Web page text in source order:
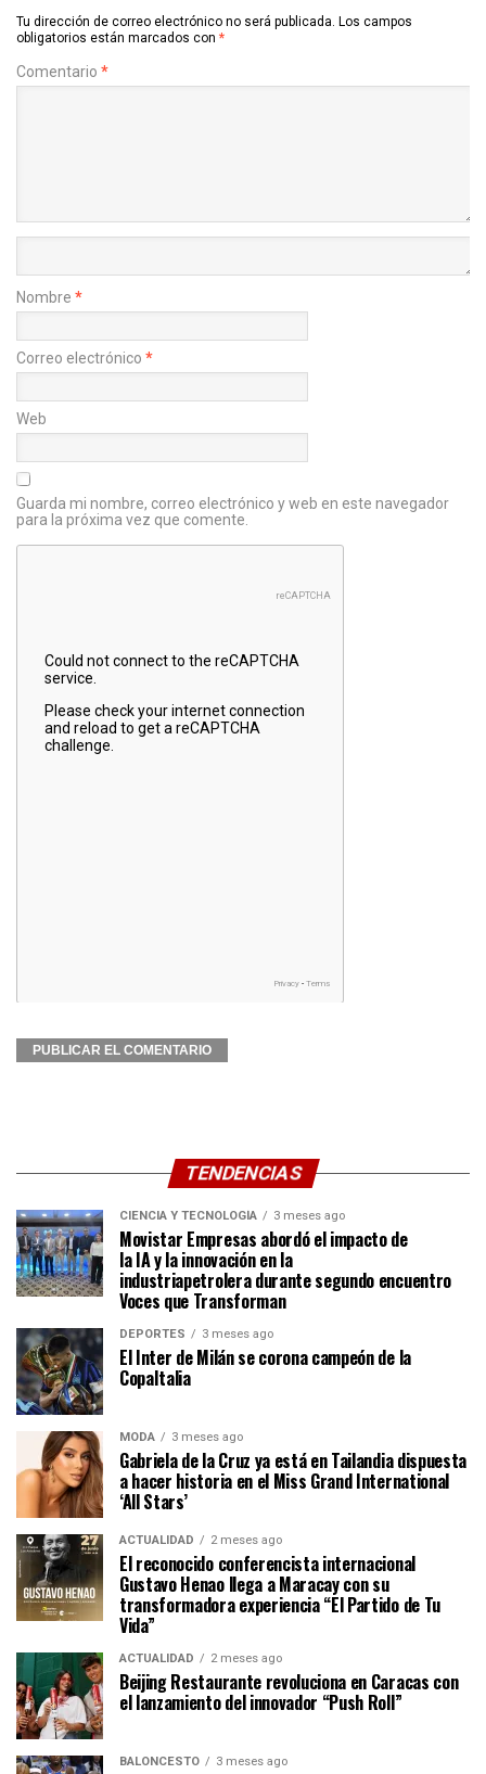
Tu dirección de correo electrónico no será publicada. Los campos
obligatorios están marcados con *
Comentario *
Nombre *
Correo electrónico *
Web
Guarda mi nombre, correo electrónico y web en este navegador
para la próxima vez que comente.
TENDENCIAS
CIENCIA Y TECNOLOGÍA 3 meses ago
Movistar Empresas abordó el impacto de
la IA y la innovación en la
industriapetrolera durante segundo encuentro
Voces que Transforman
DEPORTES 3 meses ago
El Inter de Milán se corona campeón de la
CopaItalia
MODA 3 meses ago
Gabriela de la Cruz ya está en Tailandia dispuesta
a hacer historia en el Miss Grand International
‘All Stars’
ACTUALIDAD 2 meses ago
El reconocido conferencista internacional
Gustavo Henao llega a Maracay con su
transformadora experiencia “El Partido de Tu
Vida”
ACTUALIDAD 2 meses ago
Beijing Restaurante revoluciona en Caracas con
el lanzamiento del innovador “Push Roll”
BALONCESTO 3 meses ago